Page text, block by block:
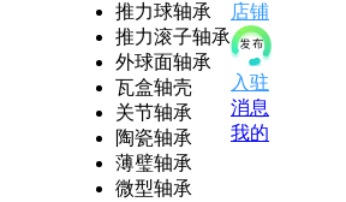
推力球轴承
推力滚子轴承
外球面轴承
瓦盒轴壳
关节轴承
陶瓷轴承
薄璧轴承
微型轴承
店铺
入驻
消息
我的